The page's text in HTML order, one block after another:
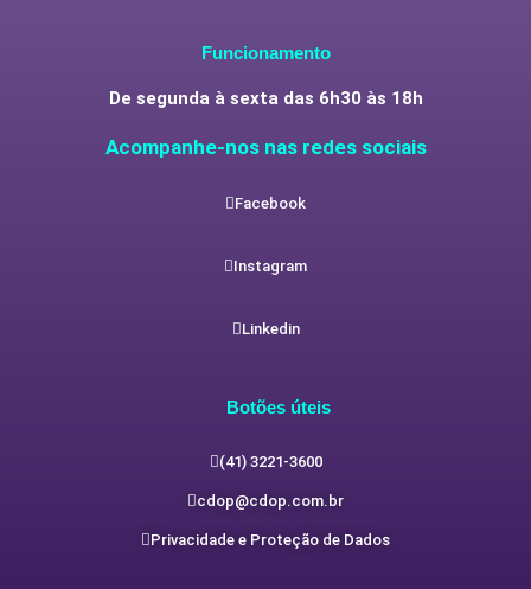
Funcionamento
De segunda à sexta das 6h30 às 18h
Acompanhe-nos nas redes sociais
Facebook
Instagram
Linkedin
Botões úteis
(41) 3221-3600
cdop@cdop.com.br
Privacidade e Proteção de Dados